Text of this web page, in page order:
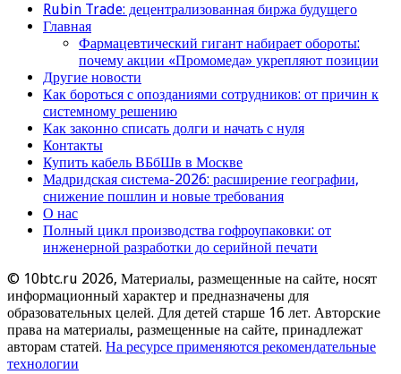
Rubin Trade: децентрализованная биржа будущего
Главная
Фармацевтический гигант набирает обороты:
почему акции «Промомеда» укрепляют позиции
Другие новости
Как бороться с опозданиями сотрудников: от причин к
системному решению
Как законно списать долги и начать с нуля
Контакты
Купить кабель ВБбШв в Москве
Мадридская система-2026: расширение географии,
снижение пошлин и новые требования
О нас
Полный цикл производства гофроупаковки: от
инженерной разработки до серийной печати
© 10btc.ru 2026, Материалы, размещенные на сайте, носят
информационный характер и предназначены для
образовательных целей. Для детей старше 16 лет. Авторские
права на материалы, размещенные на сайте, принадлежат
авторам статей. На ресурсе применяются рекомендательные
технологии